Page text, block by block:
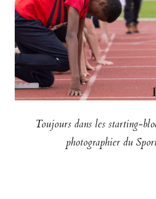
Toujours dans les starting-
photographier du